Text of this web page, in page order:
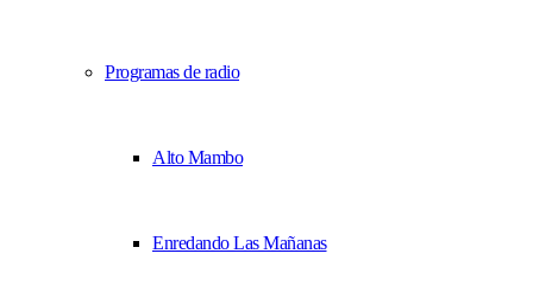
Programas de radio
Alto Mambo
Enredando Las Mañanas